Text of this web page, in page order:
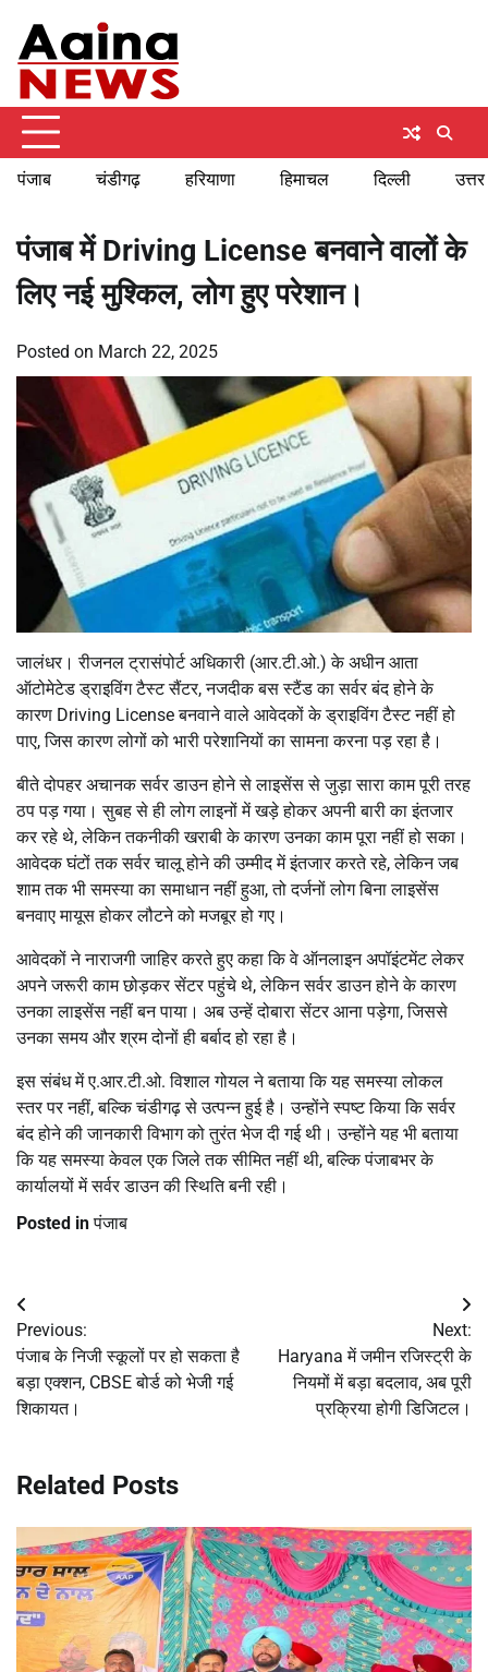
content
पंजाब चंडीगढ़ हरियाणा हिमाचल दिल्ली
पंजाब में Driving License बनवाने वालों के
लिए नई मुश्किल, लोग हुए परेशान।
Posted on March 22, 2025
जालंधर। रीजनल ट्रासंपोर्ट अधिकारी (आर.टी.ओ.) के अधीन आता
ऑटोमेटेड ड्राइविंग टैस्ट सैंटर, नजदीक बस स्टैंड का सर्वर बंद होने के
कारण Driving License बनवाने वाले आवेदकों के ड्राइविंग टैस्ट नहीं हो
पाए, जिस कारण लोगों को भारी परेशानियों का सामना करना पड़ रहा है।
बीते दोपहर अचानक सर्वर डाउन होने से लाइसेंस से जुड़ा सारा काम पूरी तरह
ठप पड़ गया। सुबह से ही लोग लाइनों में खड़े होकर अपनी बारी का इंतजार
कर रहे थे, लेकिन तकनीकी खराबी के कारण उनका काम पूरा नहीं हो सका।
आवेदक घंटों तक सर्वर चालू होने की उम्मीद में इंतजार करते रहे, लेकिन जब
शाम तक भी समस्या का समाधान नहीं हुआ, तो दर्जनों लोग बिना लाइसेंस
बनवाए मायूस होकर लौटने को मजबूर हो गए।
आवेदकों ने नाराजगी जाहिर करते हुए कहा कि वे ऑनलाइन अपॉइंटमेंट लेकर
अपने जरूरी काम छोड़कर सेंटर पहुंचे थे, लेकिन सर्वर डाउन होने के कारण
उनका लाइसेंस नहीं बन पाया। अब उन्हें दोबारा सेंटर आना पड़ेगा, जिससे
उनका समय और श्रम दोनों ही बर्बाद हो रहा है।
इस संबंध में ए.आर.टी.ओ. विशाल गोयल ने बताया कि यह समस्या लोकल
स्तर पर नहीं, बल्कि चंडीगढ़ से उत्पन्न हुई है। उन्होंने स्पष्ट किया कि सर्वर
बंद होने की जानकारी विभाग को तुरंत भेज दी गई थी। उन्होंने यह भी बताया
कि यह समस्या केवल एक जिले तक सीमित नहीं थी, बल्कि पंजाबभर के
कार्यालयों में सर्वर डाउन की स्थिति बनी रही।
Posted inपंजाब
Post
navigation
Previous:
पंजाब के निजी स्कूलों पर हो सकता है
बड़ा एक्शन, CBSE बोर्ड को भेजी गई
शिकायत।
Next:
Haryana में जमीन रजिस्ट्री के
नियमों में बड़ा बदलाव, अब पूरी
प्रक्रिया होगी डिजिटल।
Related Posts